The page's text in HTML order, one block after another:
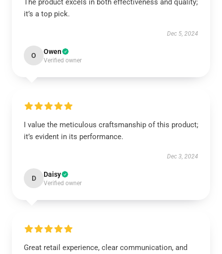
The product excels in both effectiveness and quality;
it’s a top pick.
Dec 5, 2024
O Owen
Verified owner
I value the meticulous craftsmanship of this product;
it’s evident in its performance.
Dec 3, 2024
D Daisy
Verified owner
Great retail experience, clear communication, and